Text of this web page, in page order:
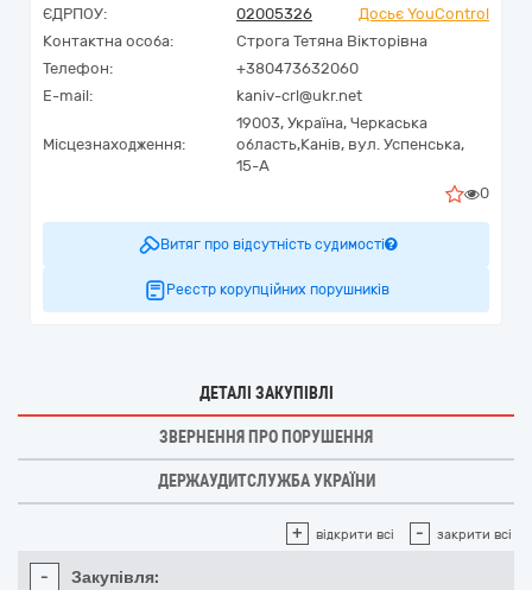
ЄДРПОУ:
02005326
Досьє YouControl
Контактна особа:
Строга Тетяна Вікторівна
Телефон:
+380473632060
E-mail:
kaniv-crl@ukr.net
Місцезнаходження:
19003, Україна, Черкаська
область,Канів, вул. Успенська,
15-А
0
Витяг про відсутність судимості
Реєстр корупційних порушників
ДЕТАЛІ ЗАКУПІВЛІ
ЗВЕРНЕННЯ ПРО ПОРУШЕННЯ
ДЕРЖАУДИТСЛУЖБА УКРАЇНИ
+ відкрити всі - закрити всі
- Закупівля: